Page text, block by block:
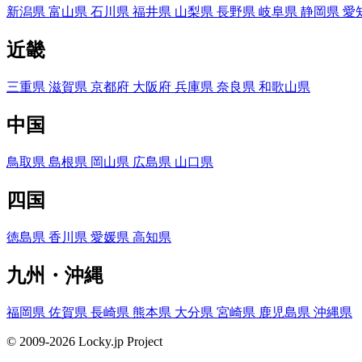
新潟県 富山県 石川県 福井県 山梨県 長野県 岐阜県 静岡県 愛
近畿
三重県 滋賀県 京都府 大阪府 兵庫県 奈良県 和歌山県
中国
鳥取県 島根県 岡山県 広島県 山口県
四国
徳島県 香川県 愛媛県 高知県
九州・沖縄
福岡県 佐賀県 長崎県 熊本県 大分県 宮崎県 鹿児島県 沖縄県
© 2009-2026 Locky.jp Project